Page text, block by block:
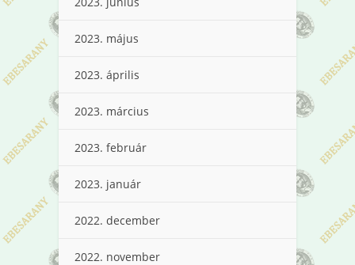
2023. május
2023. április
2023. március
2023. február
2023. január
2022. december
2022. november